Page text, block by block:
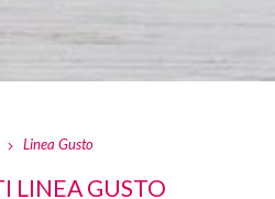
Linea Gusto
LINEA GUSTO